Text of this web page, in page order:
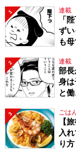
1 連載
「
ず
も
2 連載
部
身は
と
3 ごは
【
入
り方